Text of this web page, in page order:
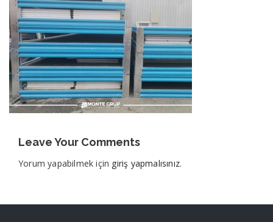
Leave Your Comments
Yorum yapabilmek için giriş yapmalısınız.